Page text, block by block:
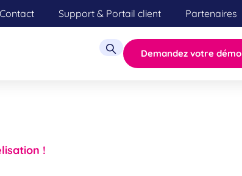
Contact Support & Portail client Partenaires
Demandez votre démo
!